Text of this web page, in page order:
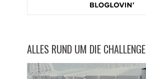
ALLES RUND UM DIE CHALLENGE